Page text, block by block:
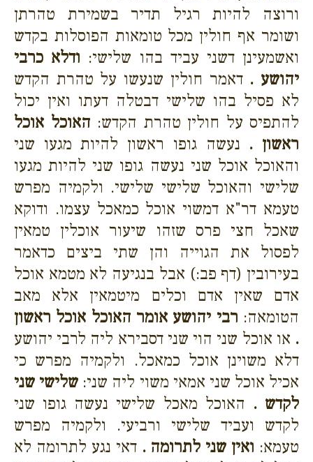
ורוצה להיות רגיל תדיר בשמירת טהרתן
ושומר אף חולין מכל טומאות הפוסלות בקדש
ואשמעינן דשני עביד בהו שלישי: ודלא כרבי
יהושע . דאמר חולין שנעשו על טהרת הקדש
לא פסיל בהו שלישי דבטלה דעתו ואין יכול
להתפיס על חולין טהרת הקדש: האוכל אוכל
ראשון . נעשה גופו ראשון להיות מגעו שני
והאוכל אוכל שני נעשה גופו שני להיות מגעו
שלישי והאוכל שלישי שלישי. ולקמיה מפרש
טעמא דר"א דמשוי אוכל כמאכל עצמו. ודוקא
שאכל חצי פרס שזהו שיעור אוכלין טמאין
לפסול את הגוייה והן שתי ביצים כדאמר
בעירובין (דף פב:) אבל בנגיעה לא מטמא אוכל
אדם שאין אדם וכלים מיטמאין אלא מאב
הטומאה: רבי יהושע אומר האוכל אוכל ראשון
. או אוכל שני הוי שני דסבירא ליה לרבי יהושע
דלא משוינן אוכל כמאכל. ולקמיה מפרש כי
אכיל אוכל שני אמאי משוי ליה שני: שלישי שני
לקדש . האוכל מאכל שלישי נעשה גופו שני
לקדש ועביד שלישי ורביעי. ולקמיה מפרש
טעמא: ואין שני לתרומה . דאי נגע לתרומה לא